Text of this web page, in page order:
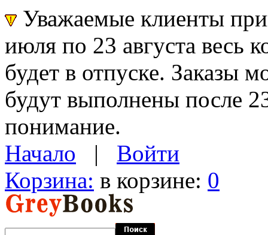
Уважаемые клиенты
июля по 23 августа весь
будет в отпуске. Заказы
будут выполнены после
понимание.
Начало | Войти
Корзина: в корзине: 0